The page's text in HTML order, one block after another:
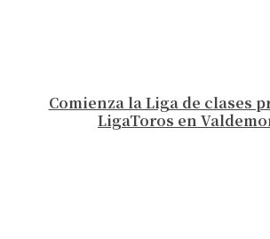
Comienza la Liga de clases
LigaToros en